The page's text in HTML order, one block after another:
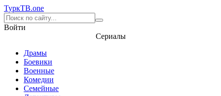
ТуркТВ.one
Войти
Сериалы
Драмы
Боевики
Военные
Комедии
Семейные